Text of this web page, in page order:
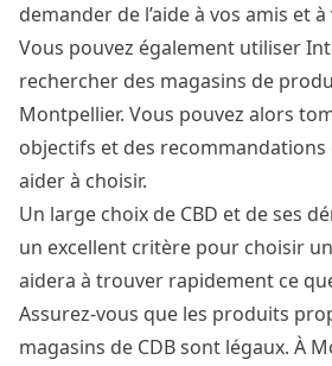
demander de l’aide à vos amis et
Vous pouvez également utiliser
rechercher des magasins de
Montpellier. Vous pouvez alors
objectifs et des
aider à choisir.
Un large choix de CBD et de ses
un excellent critère pour choisir
aidera à trouver rapidement ce
Assurez-vous que les produits
magasins de CDB sont légaux. À